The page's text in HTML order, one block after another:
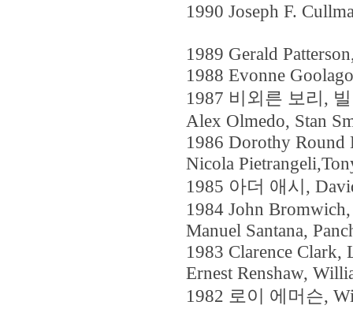
1990 Joseph F.
1989 Gerald
1988 Evonne
1987 비외른 보리,
Alex Olmedo, Stan
1986 Dorothy Round
Nicola
1985 아더 애시,
1984 John
Manuel Santana,
1983 Clarence Clark,
Ernest Renshaw,
1982 로이 에머슨,